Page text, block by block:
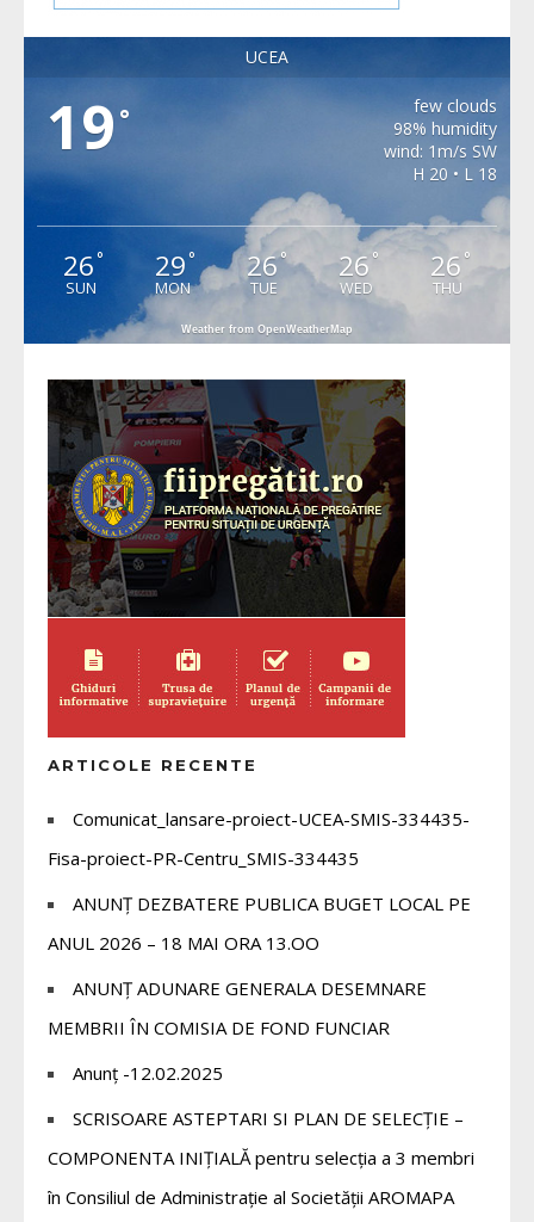
UCEA
19 °
few clouds
98% humidity
wind: 1m/s SW
H 20 • L 18
26°
SUN
29°
MON
26°
TUE
26 °
WED
26 °
THU
Weather from OpenWeatherMap
ARTICOLE RECENTE
Comunicat_lansare-proiect-UCEA-SMIS-334435-
Fisa-proiect-PR-Centru_SMIS-334435
ANUNȚ DEZBATERE PUBLICA BUGET LOCAL PE
ANUL 2026 – 18 MAI ORA 13.OO
ANUNȚ ADUNARE GENERALA DESEMNARE
MEMBRII ÎN COMISIA DE FOND FUNCIAR
Anunț -12.02.2025
SCRISOARE ASTEPTARI SI PLAN DE SELECȚIE –
COMPONENTA INIȚIALĂ pentru selecția a 3 membri
în Consiliul de Administrație al Societății AROMAPA